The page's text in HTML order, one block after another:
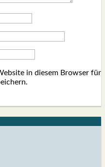
in diesem Browser für